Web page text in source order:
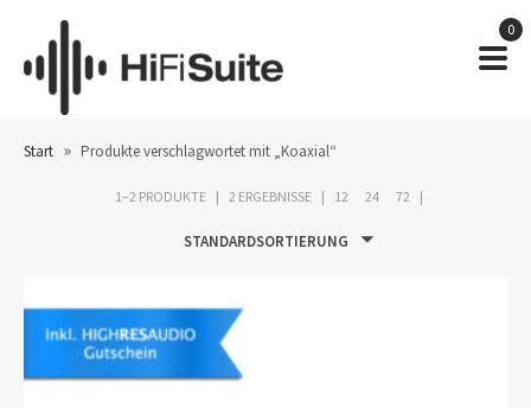
0
Start » Produkte verschlagwortet mit „Koaxial“
1–2 PRODUKTE 2 ERGEBNISSE 12 24 72
STANDARDSORTIERUNG